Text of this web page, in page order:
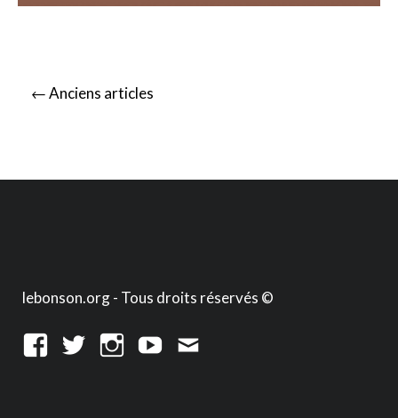
Posts
←Anciens articles
lebonson.org - Tous droits réservés ©